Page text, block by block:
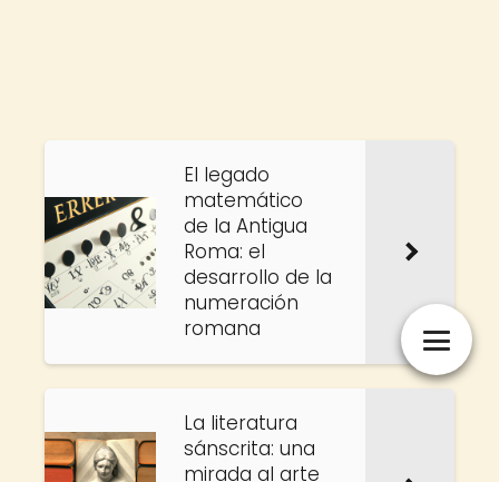
El legado
matemático
de la Antigua
Roma: el
desarrollo de la
numeración
romana
La literatura
sánscrita: una
mirada al arte